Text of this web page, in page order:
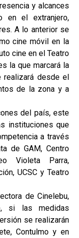
y alcances
en el extranjero,
A lo anterior se
cine móvil en la
cine en el Teatro
la que marcará la
realizará desde el
de la zona y a
del país, este
instituciones que
a través
de GAM, Centro
Violeta Parra,
UCSC y Teatro
de Cinelebu,
si las medidas
se realizarán
Contulmo y en